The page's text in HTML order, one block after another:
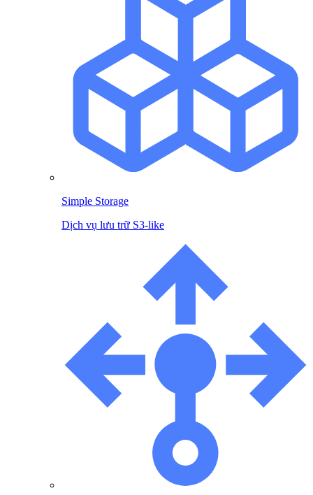
Simple Storage
Dịch vụ lưu trữ S3-like